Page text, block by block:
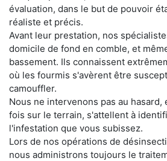
évaluation, dans le but de pouvoir
réaliste et précis.
Avant leur prestation, nos
domicile de fond en comble, et
bassement. Ils connaissent
où les fourmis s'avèrent être
camouffler.
Nous ne intervenons pas au hasard,
fois sur le terrain, s'attellent à
l'infestation que vous subissez.
Lors de nos opérations de
nous administrons toujours le